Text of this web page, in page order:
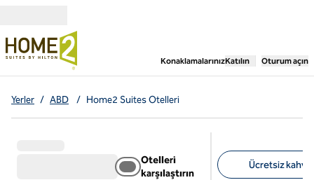
Konaklamalarınız,Yeni bir sekme
Katılın Oturum açın
Yerler / ABD / Home2 Suites Otelleri
Otelleri
karşılaştırın
Ücretsiz